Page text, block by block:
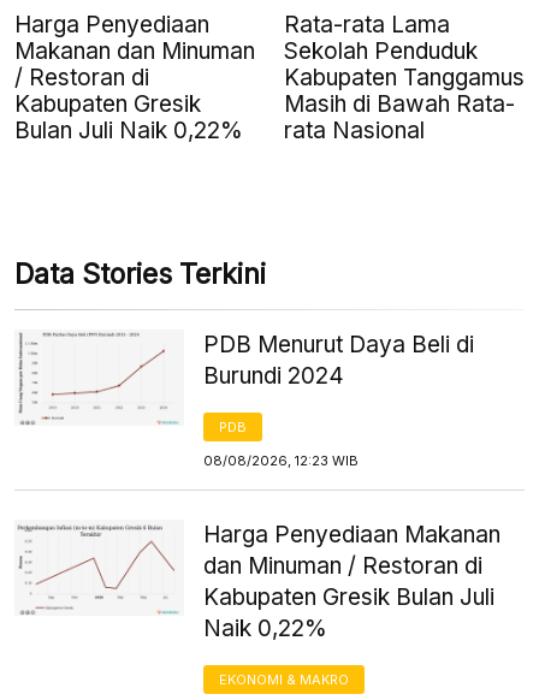
Harga Penyediaan
Makanan dan Minuman
/ Restoran di
Kabupaten Gresik
Bulan Juli Naik 0,22%
Rata-rata Lama
Sekolah Penduduk
Kabupaten Tanggamus
Masih di Bawah Rata-
rata Nasional
Data Stories Terkini
PDB Menurut Daya Beli di
Burundi 2024
PDB
08/08/2026, 12:23 WIB
Harga Penyediaan Makanan
dan Minuman / Restoran di
Kabupaten Gresik Bulan Juli
Naik 0,22%
EKONOMI & MAKRO